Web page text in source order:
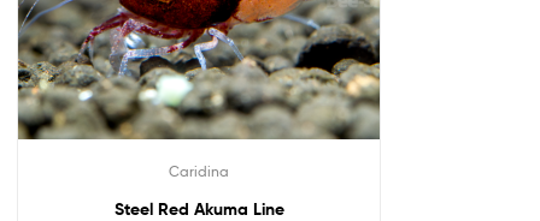
Caridina
Steel Red Akuma Line